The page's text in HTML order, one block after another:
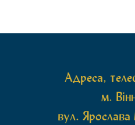
Адреса,
м.
вул.